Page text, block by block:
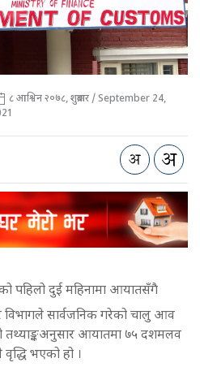
८ आश्विन २०७८, शुक्रबार / September 24,
पहिलो दुई महिनामा आयातसँगै
विभागले सार्वजनिक गरेको चालु आव
तथ्याङ्कअनुसार आयातमा ७५ दशमलव
वृद्धि भएको हो ।